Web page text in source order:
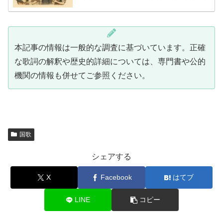
本記事の情報は一般的な調査に基づいています。正確
な歌詞の解釈や歴史的詳細については、専門書や公的
機関の情報も併せてご参照ください。
国歌
シェアする
X Facebook はてブ
LINE コピー